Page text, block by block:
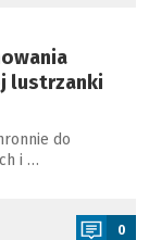
lustrzanki
do
i …
0